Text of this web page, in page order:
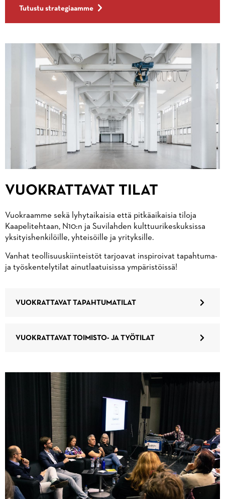
Tutustu strategiaamme
VUOKRATTAVAT TILAT
Vuokraamme sekä lyhytaikaisia että pitkäaikaisia tiloja
Kaapelitehtaan, N10:n ja Suvilahden kulttuurikeskuksissa
yksityishenkilöille, yhteisöille ja yrityksille.
Vanhat teollisuuskiinteistöt tarjoavat inspiroivat tapahtuma-
ja työskentelytilat ainutlaatuisissa ympäristöissä!
VUOKRATTAVAT TAPAHTUMATILAT
VUOKRATTAVAT TOIMISTO- JA TYÖTILAT
s